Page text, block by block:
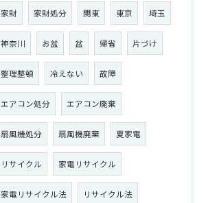
家財 家財処分 関東 東京 埼玉
神奈川 お盆 盆 帰省 片づけ
整理整頓 冷えない 故障
エアコン処分 エアコン廃棄
扇風機処分 扇風機廃棄 夏家電
リサイクル 家電リサイクル
家電リサイクル法 リサイクル法